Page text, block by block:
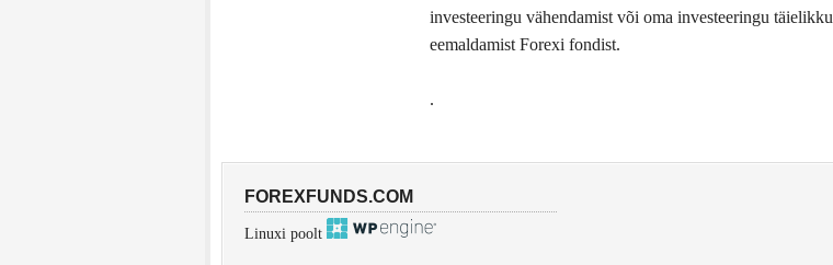
investeeringu vähendamist või oma investeeringu täielikku
eemaldamist Forexi fondist.
.
FOREXFUNDS.COM
Linuxi poolt